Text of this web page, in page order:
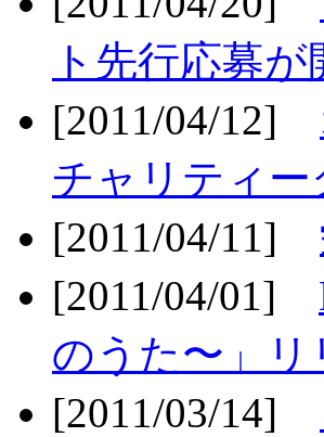
ト先行応募が
[2011/04/12]
チャリティ
[2011/04/11]
[2011/04/01]
のうた〜」
[2011/03/14]